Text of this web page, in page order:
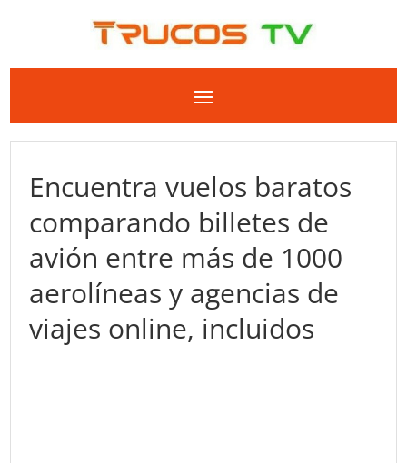
Encuentra vuelos baratos
comparando billetes de
avión entre más de 1000
aerolíneas y agencias de
viajes online, incluidos